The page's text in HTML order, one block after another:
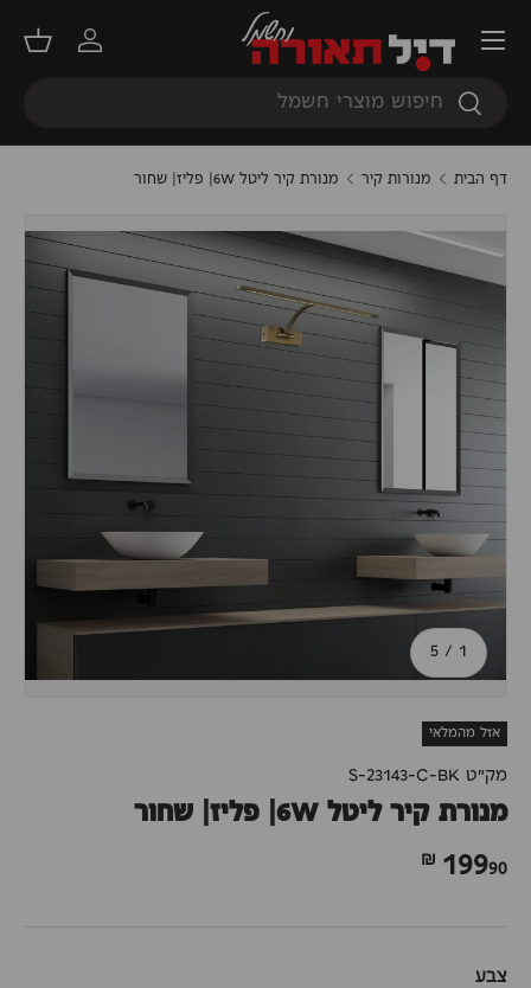
דילוג
חיפוש
חיפוש
התחברות
סל
תפריט
דף הבית מנורות קיר מנורת קיר ליטל 6W| פליז| שחור
1
/ מתוך
5
אזל מהמלאי
מק"ט S-23143-C-BK
מנורת קיר ליטל 6W| פליז| שחור
19990 ₪
צבע